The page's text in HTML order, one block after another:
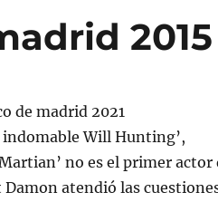
2015
indomable Will Hunting’,
no es el primer actor
atendió las